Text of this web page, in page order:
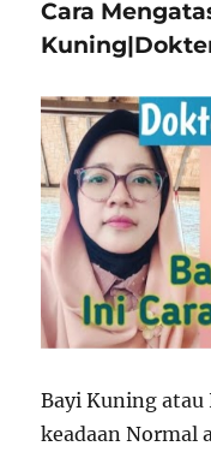
Cara
Bayi Kuning
keadaan Normal